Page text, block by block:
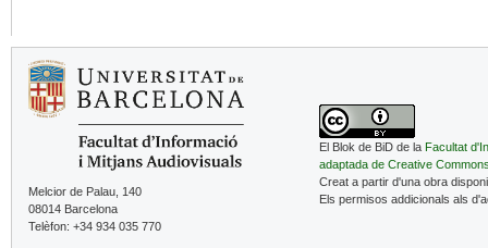
Melcior de Palau, 140
08014 Barcelona
Telèfon: +34 934 035 770
El Blok de BiD de la Facultat
adaptada de Creative
Creat a partir d'una obra
Els permisos addicionals als